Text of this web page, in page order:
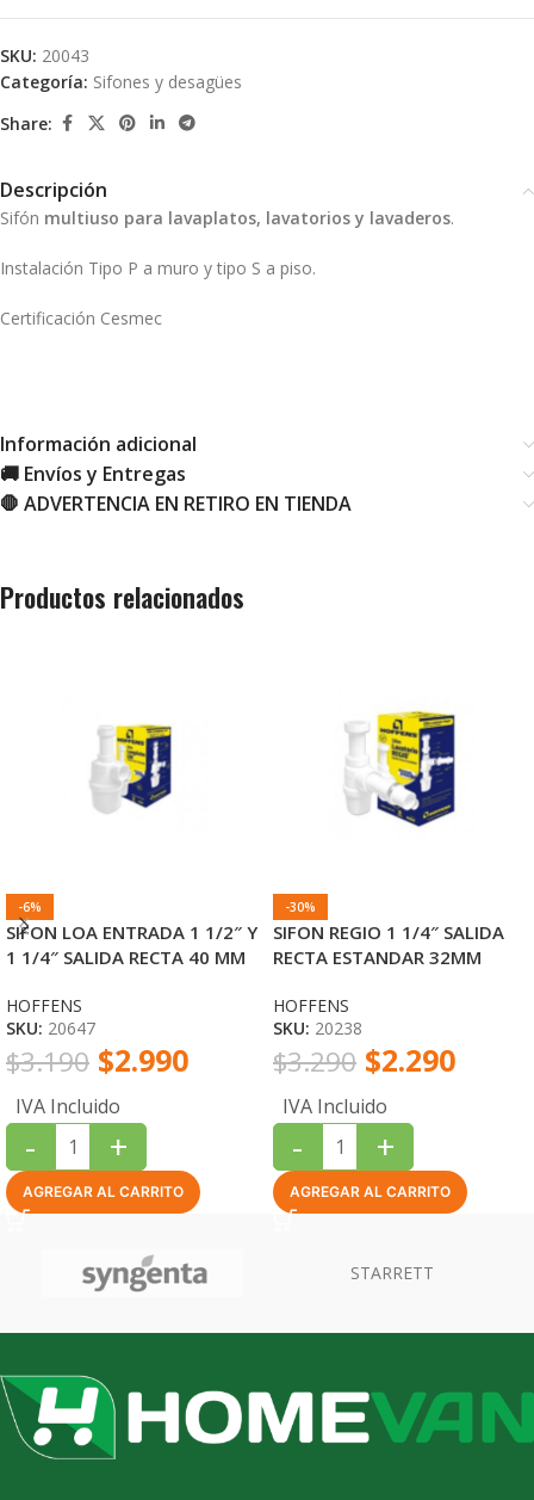
SKU: 20043
Categoría: Sifones y desagües
Share:
Descripción
Sifón multiuso para lavaplatos, lavatorios y lavaderos.
Instalación Tipo P a muro y tipo S a piso.
Certificación Cesmec
Información adicional
🚚 Envíos y Entregas
🛑 ADVERTENCIA EN RETIRO EN TIENDA
Productos relacionados
-6%
SIFON LOA ENTRADA 1 1/2″ Y
1 1/4″ SALIDA RECTA 40 MM
HOFFENS
SKU: 20647
$3.190 $2.990
IVA Incluido
- +
AGREGAR AL CARRITO
-30%
SIFON REGIO 1 1/4″ SALIDA
RECTA ESTANDAR 32MM
HOFFENS
SKU: 20238
$3.290 $2.290
IVA Incluido
- +
AGREGAR AL CARRITO